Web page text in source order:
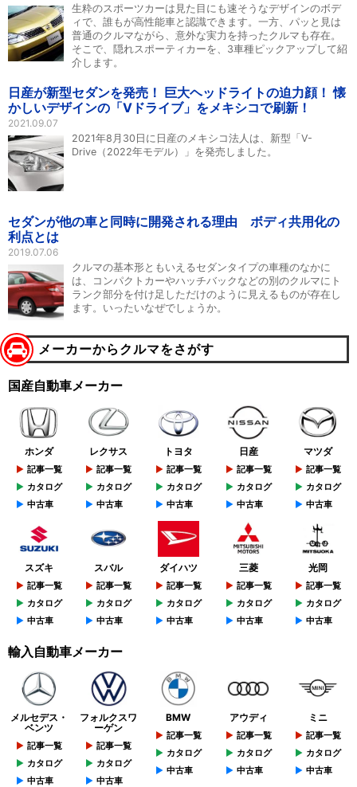
生粋のスポーツカーは見た目にも速そうなデザインのボデ
ィで、誰もが高性能車と認識できます。一方、パッと見は
普通のクルマながら、意外な実力を持ったクルマも存在。
そこで、隠れスポーティカーを、3車種ピックアップして紹
介します。
日産が新型セダンを発売！ 巨大ヘッドライトの迫力顔！ 懐
かしいデザインの「Vドライブ」をメキシコで刷新！
2021.09.07
2021年8月30日に日産のメキシコ法人は、新型「V-
Drive（2022年モデル）」を発売しました。
セダンが他の車と同時に開発される理由 ボディ共用化の
利点とは
2019.07.06
クルマの基本形ともいえるセダンタイプの車種のなかに
は、コンパクトカーやハッチバックなどの別のクルマにト
ランク部分を付け足しただけのように見えるものが存在し
ます。いったいなぜでしょうか。
メーカーからクルマをさがす
国産自動車メーカー
ホンダ
記事一覧
カタログ
中古車
レクサス
記事一覧
カタログ
中古車
トヨタ
記事一覧
カタログ
中古車
日産
記事一覧
カタログ
中古車
マツダ
記事一覧
カタログ
中古車
スズキ
記事一覧
カタログ
中古車
スバル
記事一覧
カタログ
中古車
ダイハツ
記事一覧
カタログ
中古車
三菱
記事一覧
カタログ
中古車
光岡
記事一覧
カタログ
中古車
輸入自動車メーカー
メルセデス・
ベンツ
記事一覧
カタログ
中古車
フォルクスワ
ーゲン
記事一覧
カタログ
中古車
BMW
記事一覧
カタログ
中古車
アウディ
記事一覧
カタログ
中古車
ミニ
記事一覧
カタログ
中古車